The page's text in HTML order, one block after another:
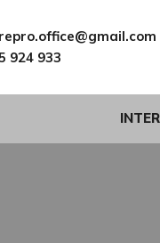
924 933